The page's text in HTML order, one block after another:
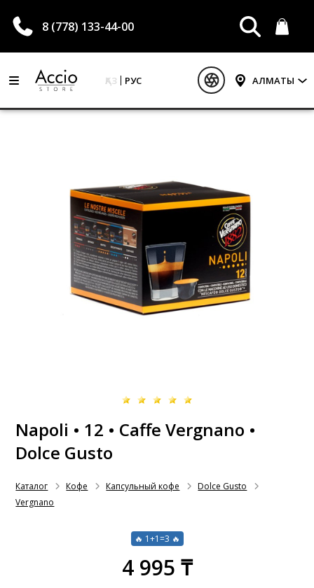
8 (778) 133-44-00
ҚАЗ РУС АЛМАТЫ
Napoli • 12 • Caffe Vergnano •
Dolce Gusto
Каталог Кофе Капсульный кофе
Dolce Gusto
Vergnano
🔥 1+1=3 🔥
4 995 ₸